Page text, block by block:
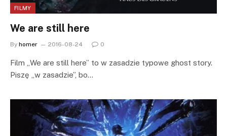
FILMY
We are still here
By homer 2016-08-24 0
Film „We are still here” to w zasadzie typowe ghost story.
Piszę „w zasadzie”, bo…